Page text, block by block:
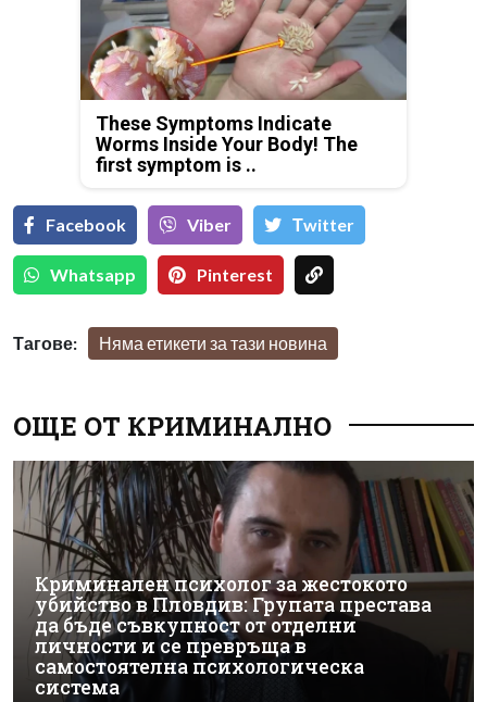
These Symptoms Indicate
Worms Inside Your Body! The
first symptom is ..
Facebook Viber Тwitter
Whatsapp Pinterest
Тагове: Няма етикети за тази новина
ОЩЕ ОТ КРИМИНАЛНО
Криминален психолог за жестокото
убийство в Пловдив: Групата престава
да бъде съвкупност от отделни
личности и се превръща в
самостоятелна психологическа
система